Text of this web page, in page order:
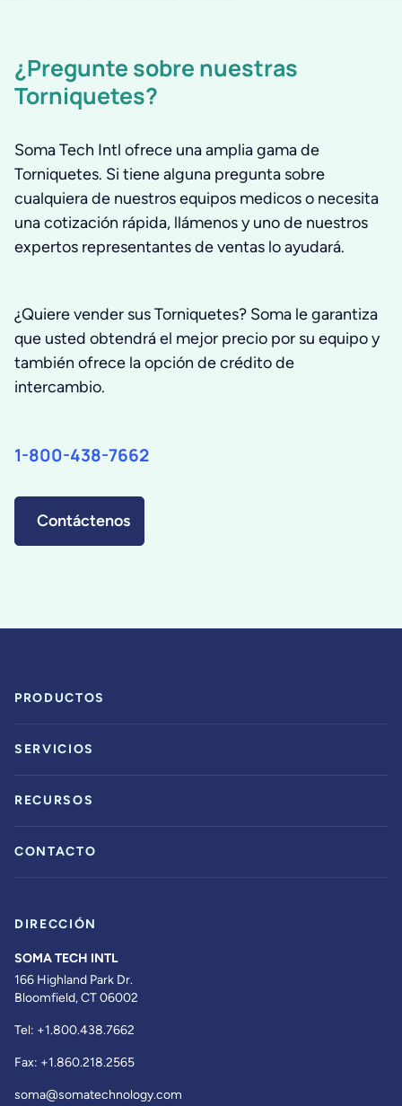
¿Pregunte sobre nuestras
Torniquetes?
Soma Tech Intl ofrece una amplia gama de
Torniquetes. Si tiene alguna pregunta sobre
cualquiera de nuestros equipos medicos o necesita
una cotización rápida, llámenos y uno de nuestros
expertos representantes de ventas lo ayudará.
¿Quiere vender sus Torniquetes? Soma le garantiza
que usted obtendrá el mejor precio por su equipo y
también ofrece la opción de crédito de
intercambio.
1-800-438-7662
Contáctenos
PRODUCTOS
SERVICIOS
RECURSOS
CONTACTO
DIRECCIÓN
SOMA TECH INTL
166 Highland Park Dr.
Bloomfield, CT 06002
Tel: +1.800.438.7662
Fax: +1.860.218.2565
soma@somatechnology.com